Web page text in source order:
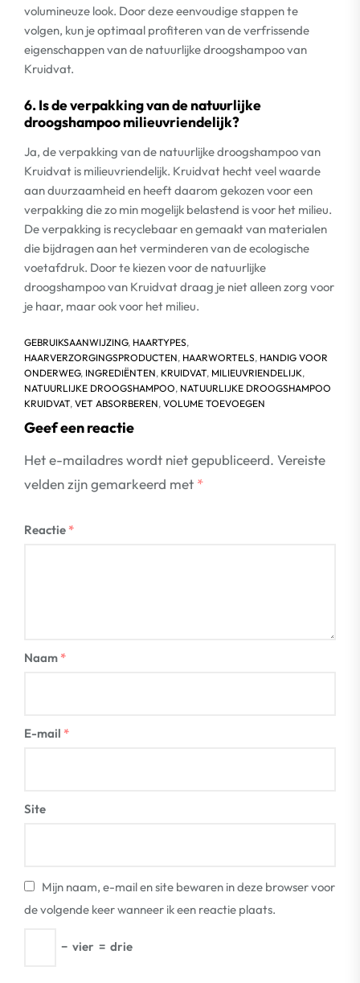
volumineuze look. Door deze eenvoudige stappen te
volgen, kun je optimaal profiteren van de verfrissende
eigenschappen van de natuurlijke droogshampoo van
Kruidvat.
6. Is de verpakking van de natuurlijke
droogshampoo milieuvriendelijk?
Ja, de verpakking van de natuurlijke droogshampoo van
Kruidvat is milieuvriendelijk. Kruidvat hecht veel waarde
aan duurzaamheid en heeft daarom gekozen voor een
verpakking die zo min mogelijk belastend is voor het milieu.
De verpakking is recyclebaar en gemaakt van materialen
die bijdragen aan het verminderen van de ecologische
voetafdruk. Door te kiezen voor de natuurlijke
droogshampoo van Kruidvat draag je niet alleen zorg voor
je haar, maar ook voor het milieu.
GEBRUIKSAANWIJZING, HAARTYPES,
HAARVERZORGINGSPRODUCTEN, HAARWORTELS, HANDIG VOOR
ONDERWEG, INGREDIËNTEN, KRUIDVAT, MILIEUVRIENDELIJK,
NATUURLIJKE DROOGSHAMPOO, NATUURLIJKE DROOGSHAMPOO
KRUIDVAT, VET ABSORBEREN, VOLUME TOEVOEGEN
Geef een reactie
Het e-mailadres wordt niet gepubliceerd. Vereiste
velden zijn gemarkeerd met *
Reactie *
Naam *
E-mail *
Site
Mijn naam, e-mail en site bewaren in deze browser voor
de volgende keer wanneer ik een reactie plaats.
− vier = drie